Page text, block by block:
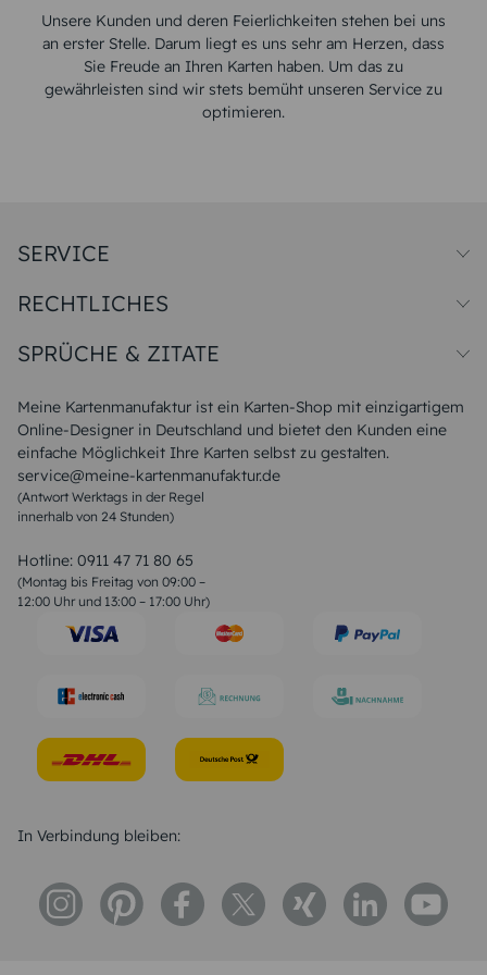
Unsere Kunden und deren Feierlichkeiten stehen bei uns
an erster Stelle. Darum liegt es uns sehr am Herzen, dass
Sie Freude an Ihren Karten haben. Um das zu
gewährleisten sind wir stets bemüht unseren Service zu
optimieren.
Meine Kartenmanufaktur ist ein Karten-Shop mit einzigartigem
Online-Designer in Deutschland und bietet den Kunden eine
einfache Möglichkeit Ihre Karten selbst zu gestalten.
service@meine-kartenmanufaktur.de
(Antwort Werktags in der Regel
innerhalb von 24 Stunden)
Hotline: 0911 47 71 80 65
(Montag bis Freitag von 09:00 –
12:00 Uhr und 13:00 – 17:00 Uhr)
SERVICE
Papiersorten
Unsere Produktion
Magazin
FAQ
RECHTLICHES
Widerrufsbelehrung
SPRÜCHE & ZITATE
Liebeskummer Sprüche
Sommer Sprüche
Muttertagssprüche
Sprüche zur Hochzeit
Sprüche zur Konfirmation & Kommunion
Weihnachtsgedichte
Liebessprüche
Geburtstagssprüche
Trauersprüche
Konfirmation Glückwünsche
In Verbindung bleiben: